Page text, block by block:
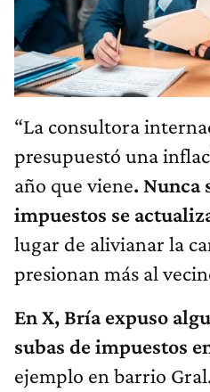
“La consultora
presupuestó una
año que viene. Nunca
impuestos se
lugar de alivianar la
presionan más al
En X, Bría expuso
subas de impuestos
ejemplo en barrio